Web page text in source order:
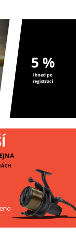
5 %
ihned po
registraci